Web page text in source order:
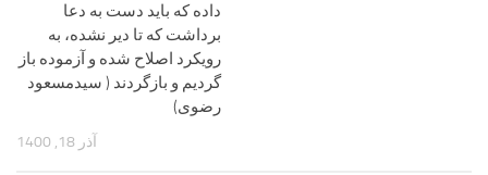
داده که باید دست به دعا
برداشت که تا دیر نشده، به
رویکرد اصلاح شده و آزموده باز
گردیم و بازگردند ( سیدمسعود
رضوی)
آذر 18, 1400